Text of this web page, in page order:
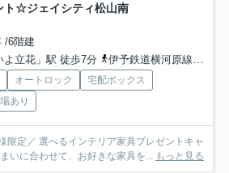
☆ジェイシティ松山南
/6階建
よ立花」駅 徒歩7分
伊予鉄道横河原線「石手川公園」駅 徒歩15分
オートロック
宅配ボックス
あり
限定／ 選べるインテリア家具プレゼントキャ
いに合わせて、お好きな家具を...
もっと見る